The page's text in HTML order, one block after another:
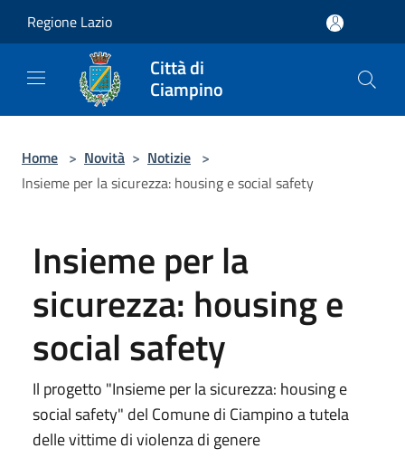
Regione Lazio
Città di
Ciampino
Home > Novità > Notizie >
Insieme per la sicurezza: housing e social safety
Insieme per la
sicurezza: housing e
social safety
Il progetto "Insieme per la sicurezza: housing e
social safety" del Comune di Ciampino a tutela
delle vittime di violenza di genere